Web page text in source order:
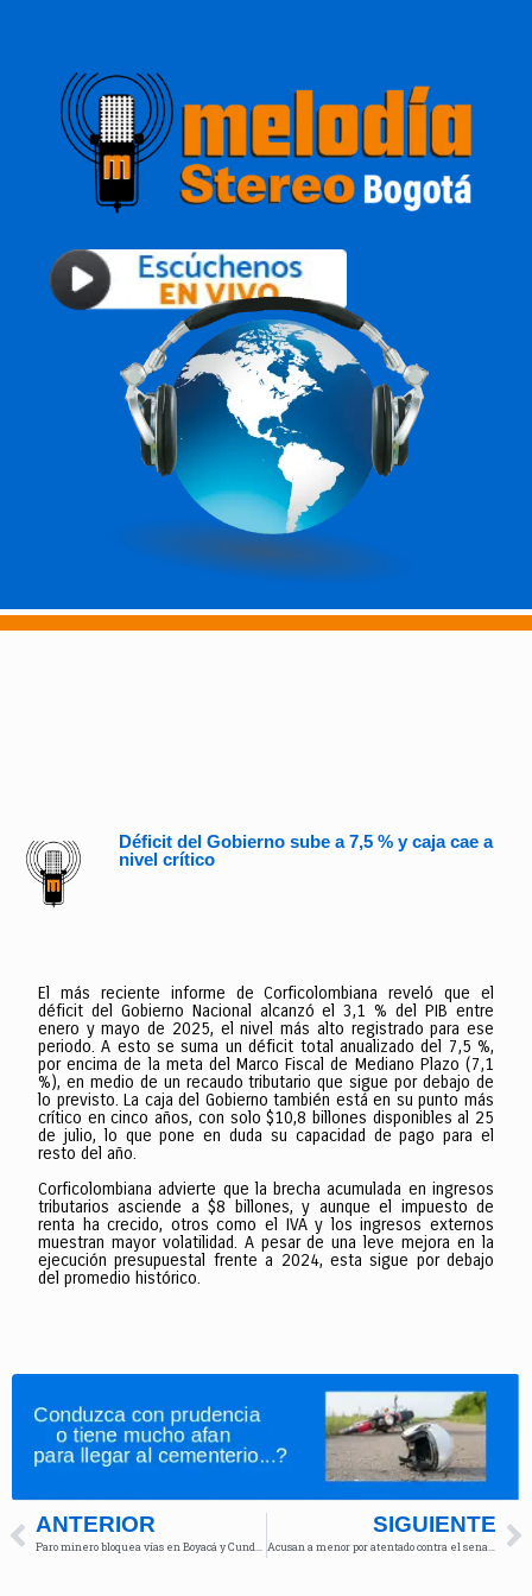
Déficit del Gobierno sube a 7,5 % y caja cae a
nivel crítico
El más reciente informe de Corficolombiana reveló que el
déficit del Gobierno Nacional alcanzó el 3,1 % del PIB entre
enero y mayo de 2025, el nivel más alto registrado para ese
periodo. A esto se suma un déficit total anualizado del 7,5 %,
por encima de la meta del Marco Fiscal de Mediano Plazo (7,1
%), en medio de un recaudo tributario que sigue por debajo de
lo previsto. La caja del Gobierno también está en su punto más
crítico en cinco años, con solo $10,8 billones disponibles al 25
de julio, lo que pone en duda su capacidad de pago para el
resto del año.
Corficolombiana advierte que la brecha acumulada en ingresos
tributarios asciende a $8 billones, y aunque el impuesto de
renta ha crecido, otros como el IVA y los ingresos externos
muestran mayor volatilidad. A pesar de una leve mejora en la
ejecución presupuestal frente a 2024, esta sigue por debajo
del promedio histórico.
ANTERIOR SIGUIENTE